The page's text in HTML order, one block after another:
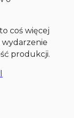
to coś więcej
produkcji.